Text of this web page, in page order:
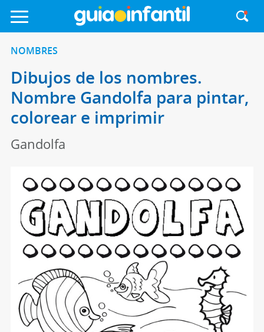
NOMBRES
Dibujos de los nombres.
Nombre Gandolfa para pintar,
colorear e imprimir
Gandolfa